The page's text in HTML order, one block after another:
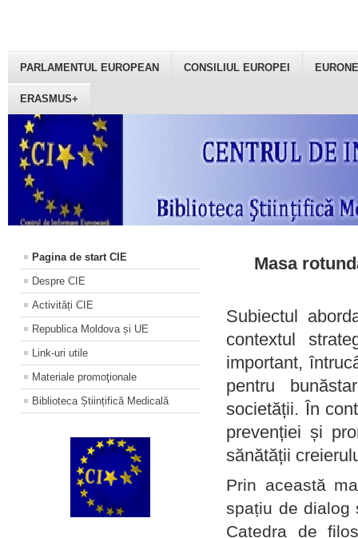
PARLAMENTUL EUROPEAN CONSILIUL EUROPEI
ERASMUS+
Pagina de start CIE
Despre CIE
Activități CIE
Republica Moldova și UE
Link-uri utile
Materiale promoţionale
Biblioteca Științifică Medicală
Masa
Subiectul
contextul
important,
pentru
societății. În
prevenției și
sănătății
Prin această
spațiu de dialog
Catedra de